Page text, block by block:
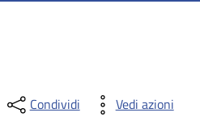
Condividi Vedi azioni